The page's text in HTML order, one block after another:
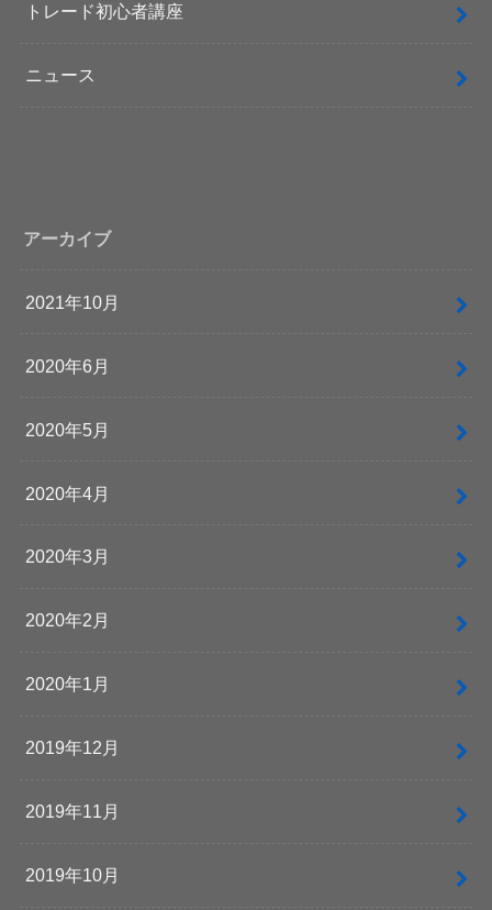
トレード初心者講座
ニュース
アーカイブ
2021年10月
2020年6月
2020年5月
2020年4月
2020年3月
2020年2月
2020年1月
2019年12月
2019年11月
2019年10月